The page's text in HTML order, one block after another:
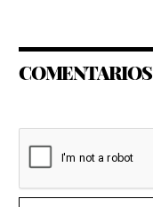
COMENTARIOS